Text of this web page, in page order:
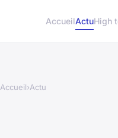
AccueilActuHigh
Accueil›Actu